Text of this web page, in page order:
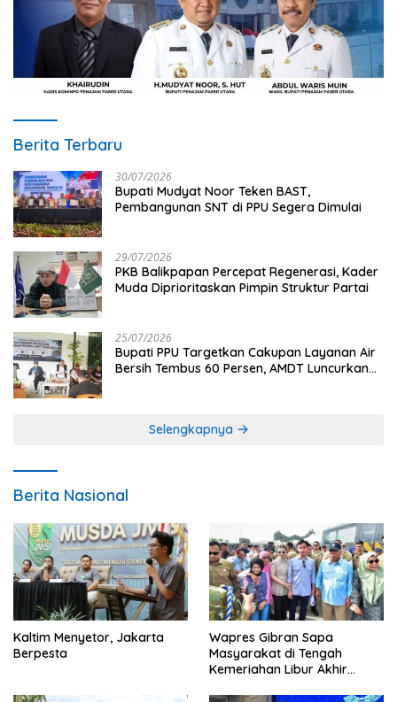
Berita Terbaru
30/07/2026
Bupati Mudyat Noor Teken BAST,
Pembangunan SNT di PPU Segera Dimulai
29/07/2026
PKB Balikpapan Percepat Regenerasi, Kader
Muda Diprioritaskan Pimpin Struktur Partai
25/07/2026
Bupati PPU Targetkan Cakupan Layanan Air
Bersih Tembus 60 Persen, AMDT Luncurkan
Selengkapnya
Berita Nasional
Kaltim Menyetor, Jakarta
Berpesta
Wapres Gibran Sapa
Masyarakat di Tengah
Kemeriahan Libur Akhir